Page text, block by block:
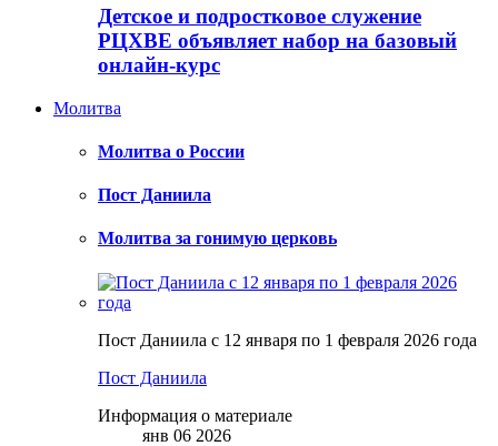
Детское и подростковое служение
РЦХВЕ объявляет набор на базовый
онлайн-курс
Молитва
Молитва о России
Пост Даниила
Молитва за гонимую церковь
Пост Даниила с 12 января по 1 февраля 2026 года
Пост Даниила
Информация о материале
янв 06 2026